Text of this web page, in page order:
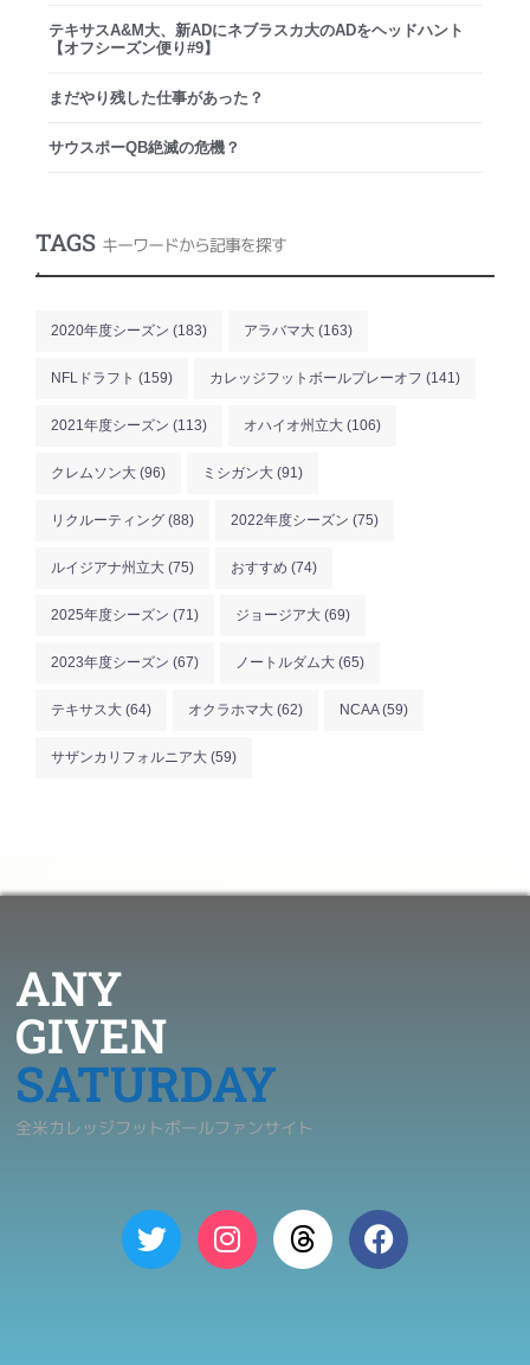
テキサスA&M大、新ADにネブラスカ大のADをヘッドハント
【オフシーズン便り#9】
まだやり残した仕事があった？
サウスポーQB絶滅の危機？
TAGS キーワードから記事を探す
.
2020年度シーズン (183) アラバマ大 (163)
NFLドラフト (159) カレッジフットボールプレーオフ (141)
2021年度シーズン (113) オハイオ州立大 (106)
クレムソン大 (96) ミシガン大 (91)
リクルーティング (88) 2022年度シーズン (75)
ルイジアナ州立大 (75) おすすめ (74)
2025年度シーズン (71) ジョージア大 (69)
2023年度シーズン (67) ノートルダム大 (65)
テキサス大 (64) オクラホマ大 (62) NCAA(59)
サザンカリフォルニア大 (59)
ANY
GIVEN
SATURDAY
全米カレッジフットボールファンサイト